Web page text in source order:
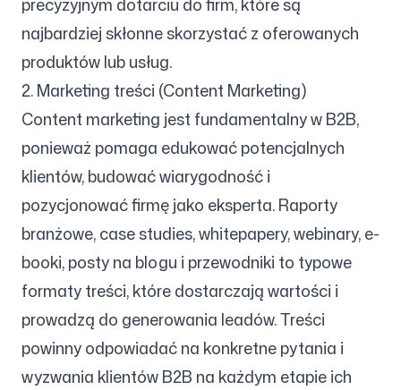
najbardziej skłonne skorzystać z oferowanych
produktów lub usług.
2. Marketing treści (Content Marketing)
Content marketing jest fundamentalny w B2B,
ponieważ pomaga edukować potencjalnych
klientów, budować wiarygodność i
pozycjonować firmę jako eksperta. Raporty
branżowe, case studies, whitepapery, webinary, e-
booki, posty na blogu i przewodniki to typowe
formaty treści, które dostarczają wartości i
prowadzą do generowania leadów. Treści
powinny odpowiadać na konkretne pytania i
wyzwania klientów B2B na każdym etapie ich